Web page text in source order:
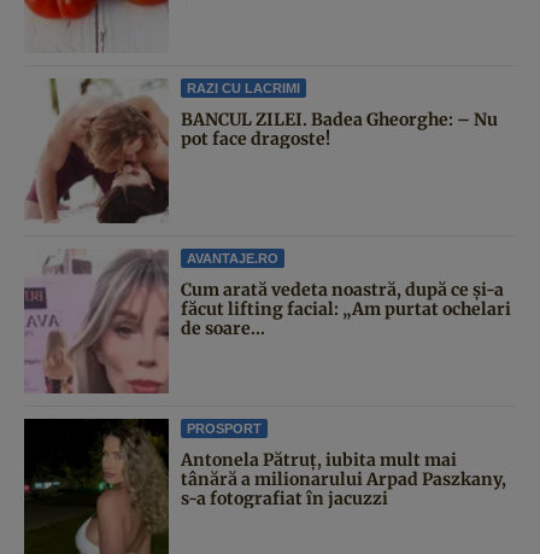
RAZI CU LACRIMI
BANCUL ZILEI. Badea Gheorghe: – Nu
pot face dragoste!
AVANTAJE.RO
Cum arată vedeta noastră, după ce și-a
făcut lifting facial: „Am purtat ochelari
de soare...
PROSPORT
Antonela Pătruț, iubita mult mai
tânără a milionarului Arpad Paszkany,
s-a fotografiat în jacuzzi